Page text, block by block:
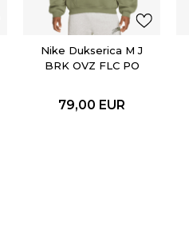
Nike Dukserica M J
BRK OVZ FLC PO
79,00 EUR